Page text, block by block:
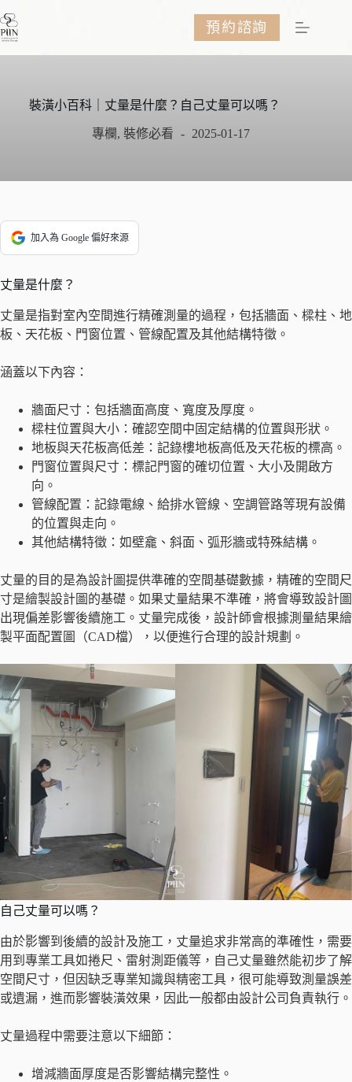
至
預約諮詢
裝潢小百科｜丈量是什麼？自己丈量可以嗎？
專欄, 裝修必看 2025-01-17
加入為 Google 偏好來源
丈量是什麼？
丈量是指對室內空間進行精確測量的過程，包括牆面、樑柱、地
板、天花板、門窗位置、管線配置及其他結構特徵。
涵蓋以下內容：
牆面尺寸：包括牆面高度、寬度及厚度。
樑柱位置與大小：確認空間中固定結構的位置與形狀。
地板與天花板高低差：記錄樓地板高低及天花板的標高。
門窗位置與尺寸：標記門窗的確切位置、大小及開啟方
向。
管線配置：記錄電線、給排水管線、空調管路等現有設備
的位置與走向。
其他結構特徵：如壁龕、斜面、弧形牆或特殊結構。
丈量的目的是為設計圖提供準確的空間基礎數據，精確的空間尺
寸是繪製設計圖的基礎。如果丈量結果不準確，將會導致設計圖
出現偏差影響後續施工。丈量完成後，設計師會根據測量結果繪
製平面配置圖（CAD檔），以便進行合理的設計規劃。
自己丈量可以嗎？
由於影響到後續的設計及施工，丈量追求非常高的準確性，需要
用到專業工具如捲尺、雷射測距儀等，自己丈量雖然能初步了解
空間尺寸，但因缺乏專業知識與精密工具，很可能導致測量誤差
或遺漏，進而影響裝潢效果，因此一般都由設計公司負責執行。
丈量過程中需要注意以下細節：
增減牆面厚度是否影響結構完整性。